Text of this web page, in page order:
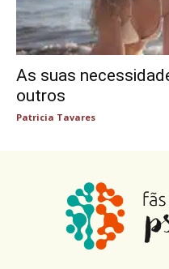
As suas
outros
Patricia Tavares